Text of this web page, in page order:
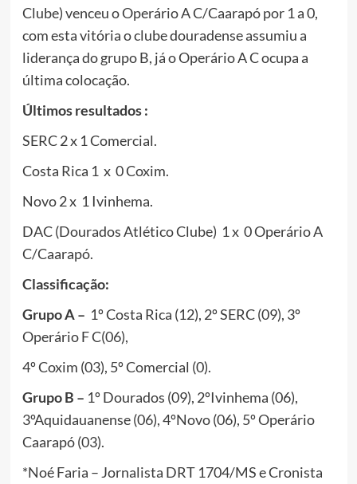
Clube) venceu o Operário A C/Caarapó por 1 a 0,
com esta vitória o clube douradense assumiu a
liderança do grupo B, já o Operário A C ocupa a
última colocação.
Últimos resultados :
SERC 2 x 1 Comercial.
Costa Rica 1 x 0 Coxim.
Novo 2 x 1 Ivinhema.
DAC (Dourados Atlético Clube) 1 x 0 Operário A
C/Caarapó.
Classificação:
Grupo A – 1º Costa Rica (12), 2º SERC (09), 3º
Operário F C(06),
4º Coxim (03), 5º Comercial (0).
Grupo B – 1º Dourados (09), 2ºIvinhema (06),
3ºAquidauanense (06), 4ºNovo (06), 5º Operário
Caarapó (03).
*Noé Faria – Jornalista DRT 1704/MS e Cronista